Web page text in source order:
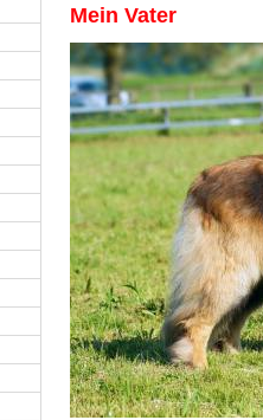
Mein Vater